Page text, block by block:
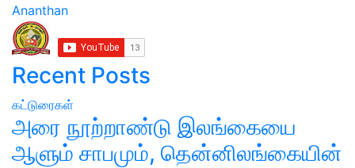
Ananthan
Recent Posts
கட்டுரைகள்
அரை நூற்றாண்டு இலங்கையை
ஆளும் சாபமும், தென்னிலங்கையின்